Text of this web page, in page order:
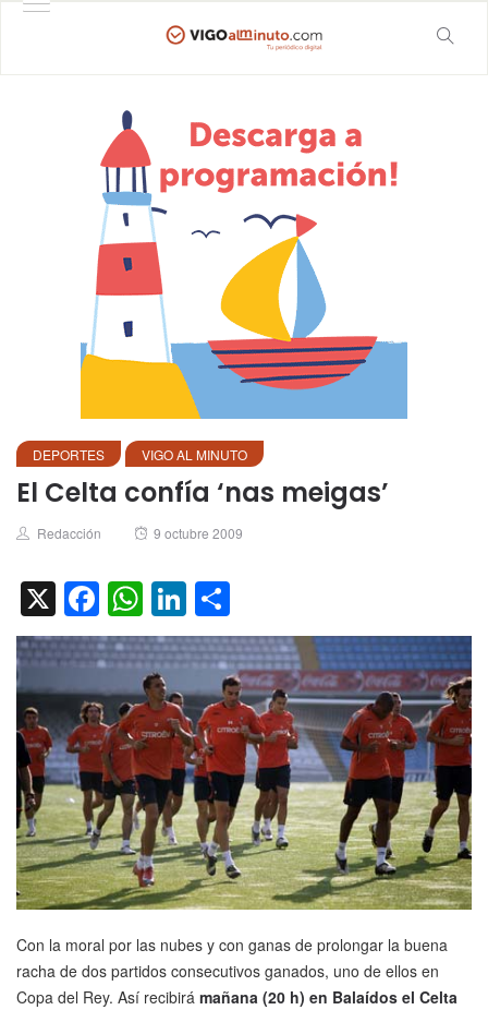
DEPORTES VIGO AL MINUTO
El Celta confía ‘nas meigas’
Author
Redacción
Posted
9 octubre 2009
X Facebook
WhatsApp
LinkedIn
Con la moral por las nubes y con ganas de prolongar la buena
racha de dos partidos consecutivos ganados, uno de ellos en
Copa del Rey. Así recibirá mañana (20 h) en Balaídos el Celta